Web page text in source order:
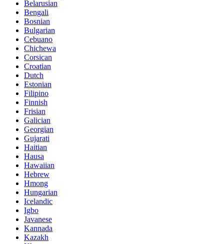
Belarusian
Bengali
Bosnian
Bulgarian
Cebuano
Chichewa
Corsican
Croatian
Dutch
Estonian
Filipino
Finnish
Frisian
Galician
Georgian
Gujarati
Haitian
Hausa
Hawaiian
Hebrew
Hmong
Hungarian
Icelandic
Igbo
Javanese
Kannada
Kazakh